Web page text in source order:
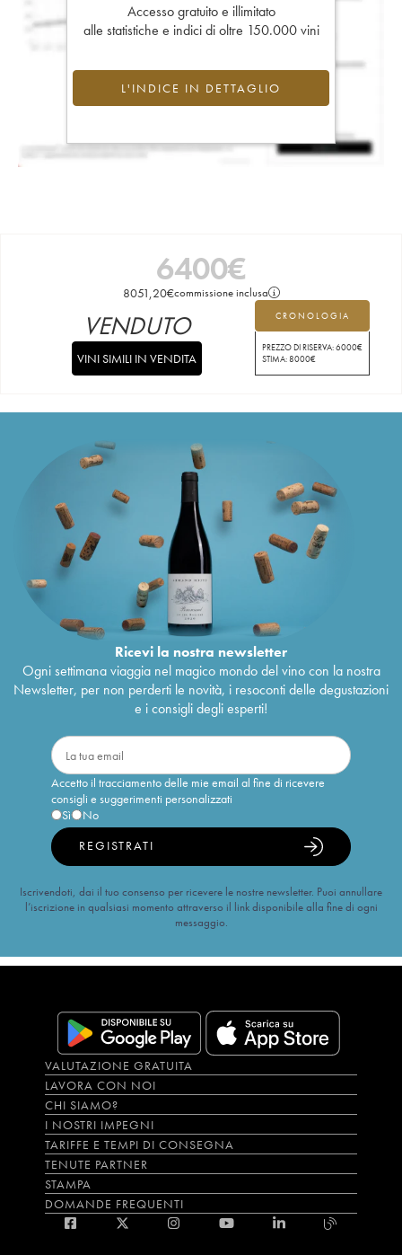
Accesso gratuito e illimitato
alle statistiche e indici di oltre 150.000 vini
L'INDICE IN DETTAGLIO
6400€
8051,20€commissione inclusa
CRONOLOGIA
PREZZO DI RISERVA:6000€
STIMA:8000€
VENDUTO
VINI SIMILI IN VENDITA
Ricevi la nostra newsletter
Ogni settimana viaggia nel magico mondo del vino con la nostra
Newsletter, per non perderti le novità, i resoconti delle degustazioni
e i consigli degli esperti!
Accetto il tracciamento delle mie email al fine di ricevere
consigli e suggerimenti personalizzati
Sì
No
REGISTRATI
Iscrivendoti, dai il tuo consenso per ricevere le nostre newsletter. Puoi annullare
l’iscrizione in qualsiasi momento attraverso il link disponibile alla fine di ogni
messaggio.
VALUTAZIONE GRATUITA
LAVORA CON NOI
CHI SIAMO?
I NOSTRI IMPEGNI
TARIFFE E TEMPI DI CONSEGNA
TENUTE PARTNER
STAMPA
DOMANDE FREQUENTI